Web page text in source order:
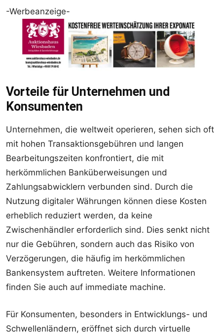
-Werbeanzeige-
Vorteile für Unternehmen und
Konsumenten
Unternehmen, die weltweit operieren, sehen sich oft
mit hohen Transaktionsgebühren und langen
Bearbeitungszeiten konfrontiert, die mit
herkömmlichen Banküberweisungen und
Zahlungsabwicklern verbunden sind. Durch die
Nutzung digitaler Währungen können diese Kosten
erheblich reduziert werden, da keine
Zwischenhändler erforderlich sind. Dies senkt nicht
nur die Gebühren, sondern auch das Risiko von
Verzögerungen, die häufig im herkömmlichen
Bankensystem auftreten. Weitere Informationen
finden Sie auch auf immediate machine.
Für Konsumenten, besonders in Entwicklungs- und
Schwellenländern, eröffnet sich durch virtuelle